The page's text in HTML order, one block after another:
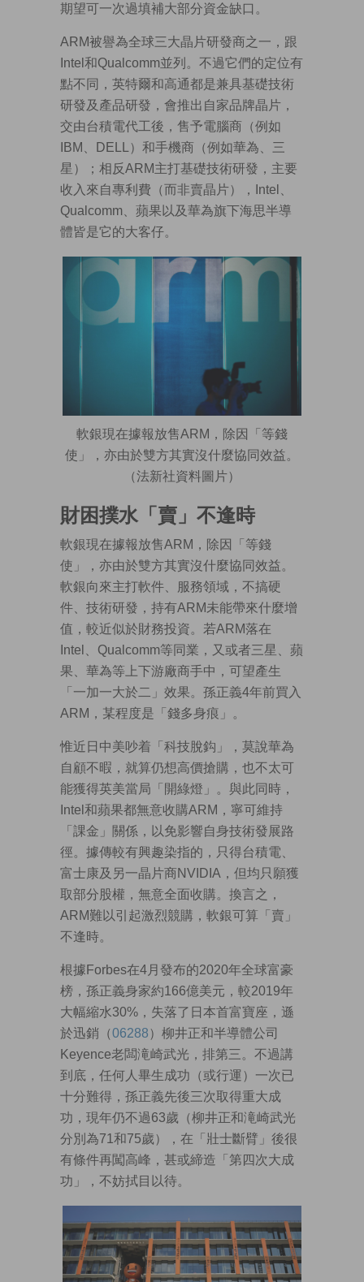
期望可一次過填補大部分資金缺口。
ARM被譽為全球三大晶片研發商之一，跟
Intel和Qualcomm並列。不過它們的定位有
點不同，英特爾和高通都是兼具基礎技術
研發及產品研發，會推出自家品牌晶片，
交由台積電代工後，售予電腦商（例如
IBM、DELL）和手機商（例如華為、三
星）；相反ARM主打基礎技術研發，主要
收入來自專利費（而非賣晶片），Intel、
Qualcomm、蘋果以及華為旗下海思半導
體皆是它的大客仔。
軟銀現在據報放售ARM，除因「等錢
使」，亦由於雙方其實沒什麼協同效益。
（法新社資料圖片）
財困撲水「賣」不逢時
軟銀現在據報放售ARM，除因「等錢
使」，亦由於雙方其實沒什麼協同效益。
軟銀向來主打軟件、服務領域，不搞硬
件、技術研發，持有ARM未能帶來什麼增
值，較近似於財務投資。若ARM落在
Intel、Qualcomm等同業，又或者三星、蘋
果、華為等上下游廠商手中，可望產生
「一加一大於二」效果。孫正義4年前買入
ARM，某程度是「錢多身痕」。
惟近日中美吵着「科技脫鈎」，莫說華為
自顧不暇，就算仍想高價搶購，也不太可
能獲得英美當局「開綠燈」。與此同時，
Intel和蘋果都無意收購ARM，寧可維持
「課金」關係，以免影響自身技術發展路
徑。據傳較有興趣染指的，只得台積電、
富士康及另一晶片商NVIDIA，但均只願獲
取部分股權，無意全面收購。換言之，
ARM難以引起激烈競購，軟銀可算「賣」
不逢時。
根據Forbes在4月發布的2020年全球富豪
榜，孫正義身家約166億美元，較2019年
大幅縮水30%，失落了日本首富寶座，遜
於迅銷（06288）柳井正和半導體公司
Keyence老闆滝崎武光，排第三。不過講
到底，任何人畢生成功（或行運）一次已
十分難得，孫正義先後三次取得重大成
功，現年仍不過63歲（柳井正和滝崎武光
分別為71和75歲），在「壯士斷臂」後很
有條件再闖高峰，甚或締造「第四次大成
功」，不妨拭目以待。